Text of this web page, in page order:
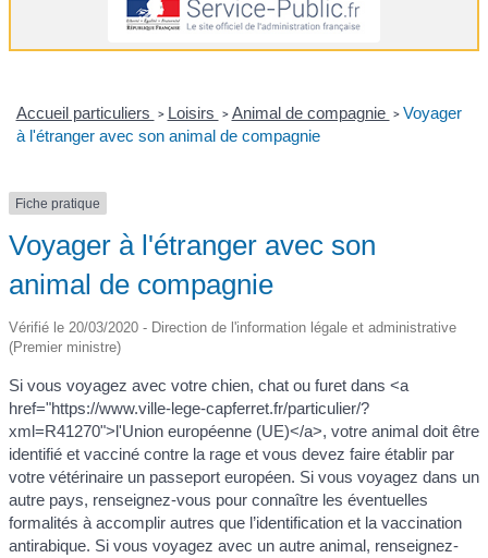
Accueil particuliers > Loisirs > Animal de compagnie > Voyager
à l'étranger avec son animal de compagnie
Fiche pratique
Voyager à l'étranger avec son
animal de compagnie
Vérifié le 20/03/2020 - Direction de l'information légale et administrative
(Premier ministre)
Si vous voyagez avec votre chien, chat ou furet dans <a
href="https://www.ville-lege-capferret.fr/particulier/?
xml=R41270">l'Union européenne (UE)</a>, votre animal doit être
identifié et vacciné contre la rage et vous devez faire établir par
votre vétérinaire un passeport européen. Si vous voyagez dans un
autre pays, renseignez-vous pour connaître les éventuelles
formalités à accomplir autres que l’identification et la vaccination
antirabique. Si vous voyagez avec un autre animal, renseignez-